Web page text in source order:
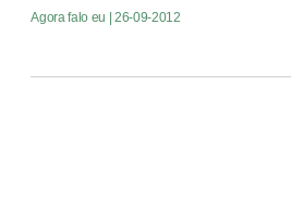
Agora falo eu | 26-09-2012